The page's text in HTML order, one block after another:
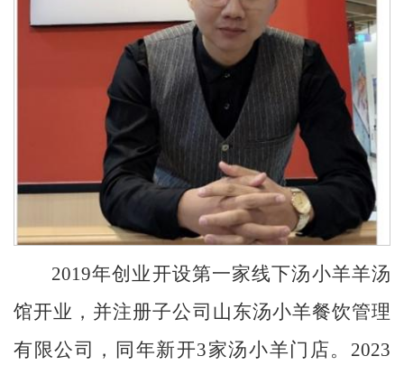
2019年创业开设第一家线下汤小羊羊汤
馆开业，并注册子公司山东汤小羊餐饮管理
有限公司，同年新开3家汤小羊门店。2023